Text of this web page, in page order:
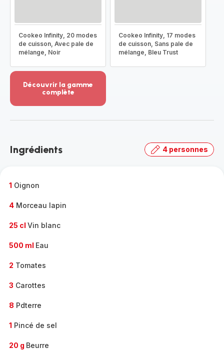
Cookeo Infinity, 20 modes
de cuisson, Avec pale de
mélange, Noir
Cookeo Infinity, 17 modes
de cuisson, Sans pale de
mélange, Bleu Trust
Découvrir la gamme
complète
-
gamme
Ingrédients 4 personnes
1 Oignon
4 Morceau lapin
25 cl Vin blanc
500 ml Eau
2 Tomates
3 Carottes
8 Pdterre
1 Pincé de sel
20 g Beurre